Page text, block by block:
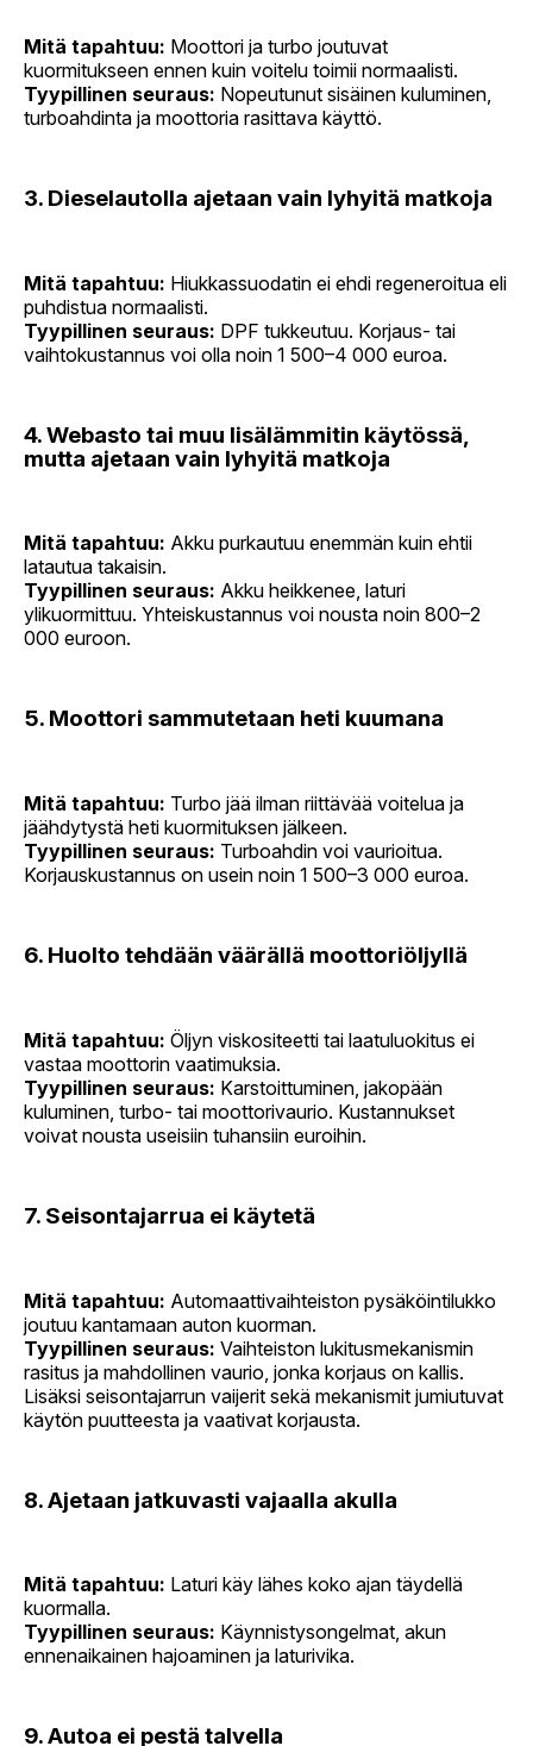
Mitä tapahtuu: Moottori ja turbo joutuvat
kuormitukseen ennen kuin voitelu toimii normaalisti.
Tyypillinen seuraus: Nopeutunut sisäinen kuluminen,
turboahdinta ja moottoria rasittava käyttö.
3. Dieselautolla ajetaan vain lyhyitä matkoja
Mitä tapahtuu: Hiukkassuodatin ei ehdi regeneroitua eli
puhdistua normaalisti.
Tyypillinen seuraus: DPF tukkeutuu. Korjaus- tai
vaihtokustannus voi olla noin 1 500–4 000 euroa.
4. Webasto tai muu lisälämmitin käytössä,
mutta ajetaan vain lyhyitä matkoja
Mitä tapahtuu: Akku purkautuu enemmän kuin ehtii
latautua takaisin.
Tyypillinen seuraus: Akku heikkenee, laturi
ylikuormittuu. Yhteiskustannus voi nousta noin 800–2
000 euroon.
5. Moottori sammutetaan heti kuumana
Mitä tapahtuu: Turbo jää ilman riittävää voitelua ja
jäähdytystä heti kuormituksen jälkeen.
Tyypillinen seuraus: Turboahdin voi vaurioitua.
Korjauskustannus on usein noin 1 500–3 000 euroa.
6. Huolto tehdään väärällä moottoriöljyllä
Mitä tapahtuu: Öljyn viskositeetti tai laatuluokitus ei
vastaa moottorin vaatimuksia.
Tyypillinen seuraus: Karstoittuminen, jakopään
kuluminen, turbo- tai moottorivaurio. Kustannukset
voivat nousta useisiin tuhansiin euroihin.
7. Seisontajarrua ei käytetä
Mitä tapahtuu: Automaattivaihteiston pysäköintilukko
joutuu kantamaan auton kuorman.
Tyypillinen seuraus: Vaihteiston lukitusmekanismin
rasitus ja mahdollinen vaurio, jonka korjaus on kallis.
Lisäksi seisontajarrun vaijerit sekä mekanismit jumiutuvat
käytön puutteesta ja vaativat korjausta.
8. Ajetaan jatkuvasti vajaalla akulla
Mitä tapahtuu: Laturi käy lähes koko ajan täydellä
kuormalla.
Tyypillinen seuraus: Käynnistysongelmat, akun
ennenaikainen hajoaminen ja laturivika.
9. Autoa ei pestä talvella